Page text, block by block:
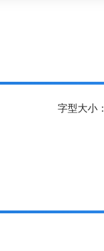
字型大小：